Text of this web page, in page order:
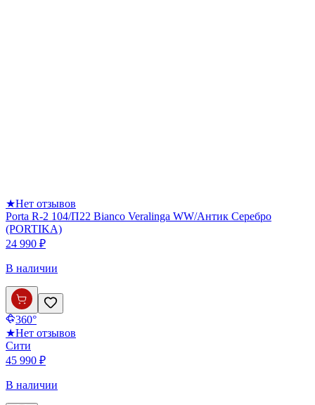
★Нет отзывов
Porta R-2 104/П22 Bianco Veralinga WW/Антик Серебро
(PORTIKA)
24 990 ₽
В наличии
360°
★Нет отзывов
Сити
45 990 ₽
В наличии